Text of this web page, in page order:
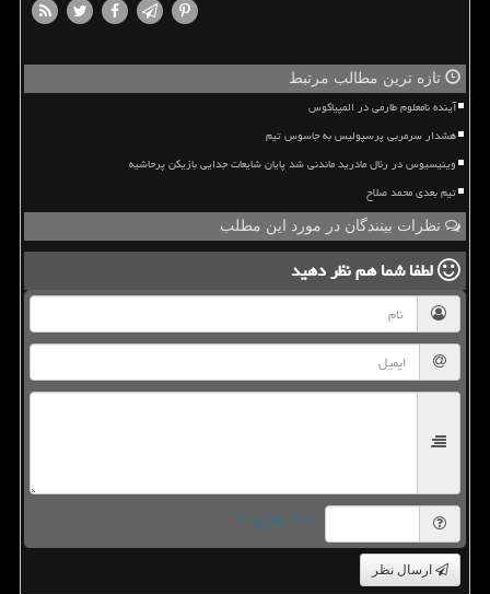
تازه ترین مطالب مرتبط
آینده نامعلوم طارمی در المپیاکوس
هشدار سرمربی پرسپولیس به جاسوس تیم
وینیسیوس در رئال مادرید ماندنی شد پایان شایعات جدایی بازیکن پرحاشیه
تیم بعدی محمد صلاح
نظرات بینندگان در مورد این مطلب
لطفا شما همنظر دهید
= ۳ بعلاوه ۴
ارسال نظر